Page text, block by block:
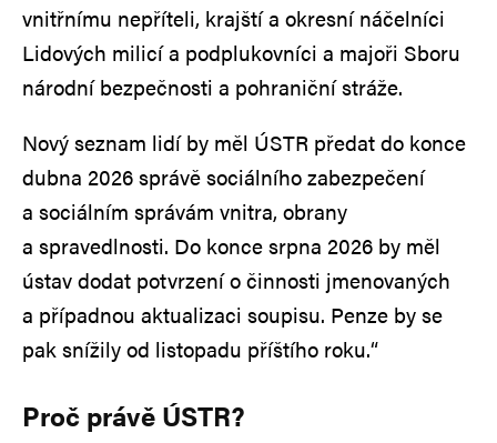
vnitřnímu nepříteli, krajští a okresní náčelníci
Lidových milicí a podplukovníci a majoři Sboru
národní bezpečnosti a pohraniční stráže.
Nový seznam lidí by měl ÚSTR předat do konce
dubna 2026 správě sociálního zabezpečení
a sociálním správám vnitra, obrany
a spravedlnosti. Do konce srpna 2026 by měl
ústav dodat potvrzení o činnosti jmenovaných
a případnou aktualizaci soupisu. Penze by se
pak snížily od listopadu příštího roku.“
Proč právě ÚSTR?